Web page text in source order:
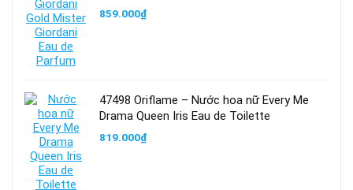
859.000₫
47498 Oriflame – Nước hoa nữ Every Me
Drama Queen Iris Eau de Toilette
819.000₫